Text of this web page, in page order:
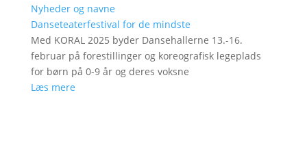
Nyheder og navne
Danseteaterfestival for de mindste
Med KORAL 2025 byder Dansehallerne 13.-16.
februar på forestillinger og koreografisk legeplads
for børn på 0-9 år og deres voksne
Læs mere